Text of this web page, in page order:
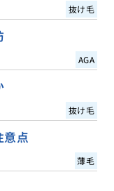
抜け毛
AGA
抜け毛
意点
薄毛